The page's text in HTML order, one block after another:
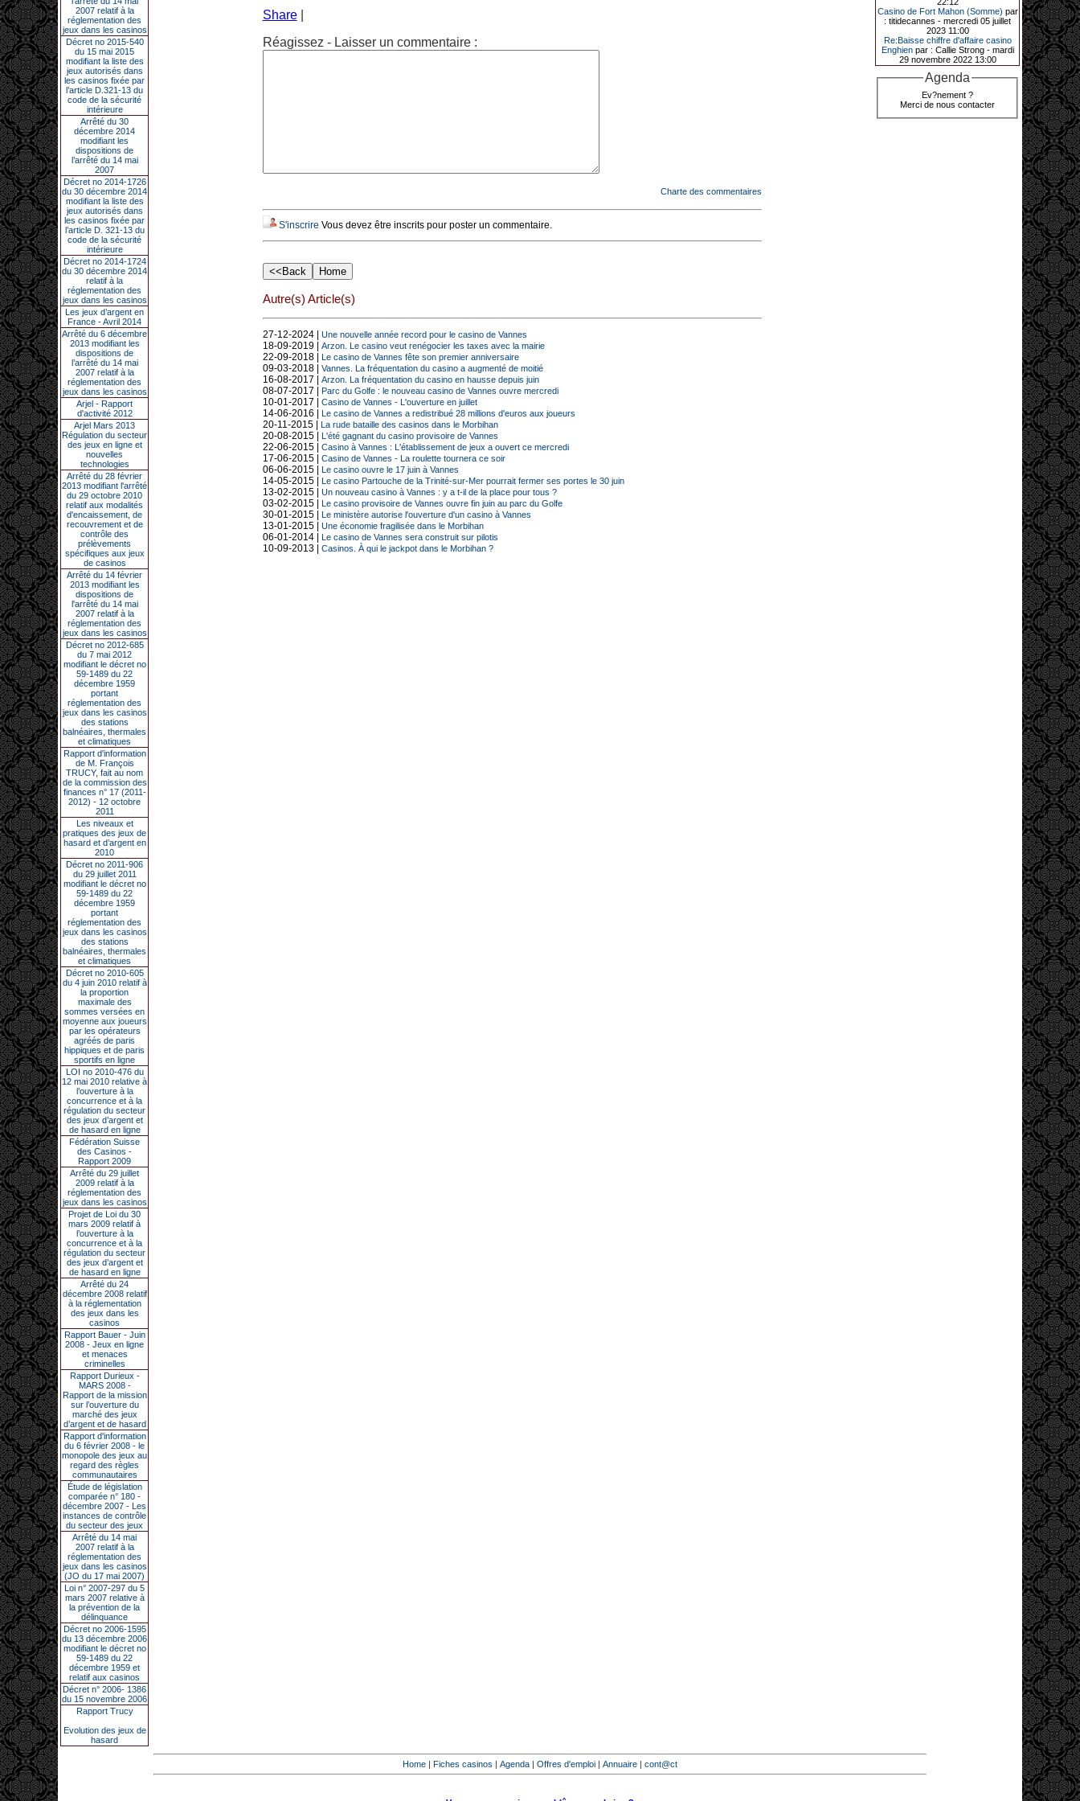
2007 relatif à la
réglementation des
jeux dans les casinos
Décret no 2015-540
du 15 mai 2015
modifiant la liste des
jeux autorisés dans
les casinos fixée par
l’article D.321-13 du
code de la sécurité
intérieure
Arrêté du 30
décembre 2014
modifiant les
dispositions de
l’arrêté du 14 mai
2007
Décret no 2014-1726
du 30 décembre 2014
modifiant la liste des
jeux autorisés dans
les casinos fixée par
l’article D. 321-13 du
code de la sécurité
intérieure
Décret no 2014-1724
du 30 décembre 2014
relatif à la
réglementation des
jeux dans les casinos
Les jeux d’argent en
France - Avril 2014
Arrêté du 6 décembre
2013 modifiant les
dispositions de
l’arrêté du 14 mai
2007 relatif à la
réglementation des
jeux dans les casinos
Arjel - Rapport
d'activité 2012
Arjel Mars 2013
Régulation du secteur
des jeux en ligne et
nouvelles
technologies
Arrêté du 28 février
2013 modifiant l'arrêté
du 29 octobre 2010
relatif aux modalités
d'encaissement, de
recouvrement et de
contrôle des
prélèvements
spécifiques aux jeux
de casinos
Arrêté du 14 février
2013 modifiant les
dispositions de
l'arrêté du 14 mai
2007 relatif à la
réglementation des
jeux dans les casinos
Décret no 2012-685
du 7 mai 2012
modifiant le décret no
59-1489 du 22
décembre 1959
portant
réglementation des
jeux dans les casinos
des stations
balnéaires, thermales
et climatiques
Rapport d'information
de M. François
TRUCY, fait au nom
de la commission des
finances n° 17 (2011-
2012) - 12 octobre
2011
Les niveaux et
pratiques des jeux de
hasard et d’argent en
2010
Décret no 2011-906
du 29 juillet 2011
modifiant le décret no
59-1489 du 22
décembre 1959
portant
réglementation des
jeux dans les casinos
des stations
balnéaires, thermales
et climatiques
Décret no 2010-605
du 4 juin 2010 relatif à
la proportion
maximale des
sommes versées en
moyenne aux joueurs
par les opérateurs
agréés de paris
hippiques et de paris
sportifs en ligne
LOI no 2010-476 du
12 mai 2010 relative à
l’ouverture à la
concurrence et à la
régulation du secteur
des jeux d’argent et
de hasard en ligne
Fédération Suisse
des Casinos -
Rapport 2009
Arrêté du 29 juillet
2009 relatif à la
réglementation des
jeux dans les casinos
Projet de Loi du 30
mars 2009 relatif à
l’ouverture à la
concurrence et à la
régulation du secteur
des jeux d’argent et
de hasard en ligne
Arrêté du 24
décembre 2008 relatif
à la réglementation
des jeux dans les
casinos
Rapport Bauer - Juin
2008 - Jeux en ligne
et menaces
criminelles
Rapport Durieux -
MARS 2008 -
Rapport de la mission
sur l’ouverture du
marché des jeux
d’argent et de hasard
Rapport d'information
du 6 février 2008 - le
monopole des jeux au
regard des règles
communautaires
Étude de législation
comparée n° 180 -
décembre 2007 - Les
instances de contrôle
du secteur des jeux
Arrêté du 14 mai
2007 relatif à la
réglementation des
jeux dans les casinos
(JO du 17 mai 2007)
Loi n° 2007-297 du 5
mars 2007 relative à
la prévention de la
délinquance
Décret no 2006-1595
du 13 décembre 2006
modifiant le décret no
59-1489 du 22
décembre 1959 et
relatif aux casinos
Décret n° 2006- 1386
du 15 novembre 2006
Rapport Trucy
Evolution des jeux de
hasard
Share
Réagissez - Laisser un commentaire :
Charte des commentaires
S'inscrire Vous devez être inscrits pour poster un commentaire.
Autre(s) Article(s)
27-12-2024 | Une nouvelle année record pour le casino de Vannes
18-09-2019 | Arzon. Le casino veut renégocier les taxes avec la mairie
22-09-2018 | Le casino de Vannes fête son premier anniversaire
09-03-2018 | Vannes. La fréquentation du casino a augmenté de moitié
16-08-2017 | Arzon. La fréquentation du casino en hausse depuis juin
08-07-2017 | Parc du Golfe : le nouveau casino de Vannes ouvre mercredi
10-01-2017 | Casino de Vannes - L'ouverture en juillet
14-06-2016 | Le casino de Vannes a redistribué 28 millions d'euros aux joueurs
20-11-2015 | La rude bataille des casinos dans le Morbihan
20-08-2015 | L'été gagnant du casino provisoire de Vannes
22-06-2015 | Casino à Vannes : L'établissement de jeux a ouvert ce mercredi
17-06-2015 | Casino de Vannes - La roulette tournera ce soir
06-06-2015 | Le casino ouvre le 17 juin à Vannes
14-05-2015 | Le casino Partouche de la Trinité-sur-Mer pourrait fermer ses portes le 30 juin
13-02-2015 | Un nouveau casino à Vannes : y a t-il de la place pour tous ?
03-02-2015 | Le casino provisoire de Vannes ouvre fin juin au parc du Golfe
30-01-2015 | Le ministère autorise l'ouverture d'un casino à Vannes
13-01-2015 | Une économie fragilisée dans le Morbihan
06-01-2014 | Le casino de Vannes sera construit sur pilotis
10-09-2013 | Casinos. À qui le jackpot dans le Morbihan ?
de décrocher un méga jackpot.
Elle n’a misé que 88 centimes sur
une machine à sous et a remporté
4_ 239 €?!
10-01-2026|
Au « Kasino » de Fréhel, une
vacancière a décroché le jackpot
Casino de Fort Mahon (Somme) par
: titidecannes - mercredi 05 juillet
2023 11:00
Re:Baisse chiffre d'affaire casino
Enghienpar : Callie Strong - mardi
29 novembre 2022 13:00
Agenda
Ev?nement ?
Merci de nous contacter
Home | Fiches casinos | Agenda | Offres d'emploi | Annuaire | cont@ct